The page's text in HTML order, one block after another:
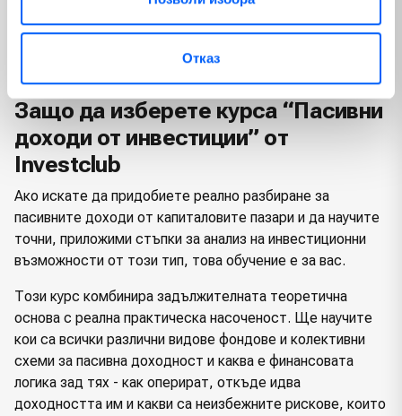
Отказ
Всичко това е поднесено по лесноразбираем начин, с
Защо да изберете курса “Пасивни
доходи от инвестиции” от
Investclub
Ако искате да придобиете реално разбиране за
пасивните доходи от капиталовите пазари и да научите
точни, приложими стъпки за анализ на инвестиционни
възможности от този тип, това обучение е за вас.
Този курс комбинира задължителната теоретична
основа с реална практическа насоченост. Ще научите
кои са всички различни видове фондове и колективни
схеми за пасивна доходност и каква е финансовата
логика зад тях - как оперират, откъде идва
доходността им и какви са неизбежните рискове, които